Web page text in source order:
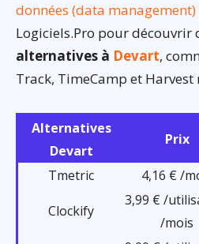
données (data management)
Logiciels.Pro pour découvrir
alternatives à Devart,
Track, TimeCamp et Harvest
Alternatives
Devart
Prix
Tmetric 4,16 € /
Clockify
3,99 € /
/mois